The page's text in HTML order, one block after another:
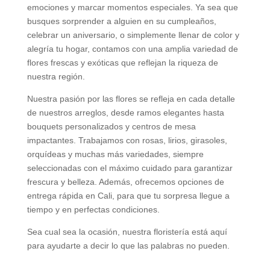
emociones y marcar momentos especiales. Ya sea que
busques sorprender a alguien en su cumpleaños,
celebrar un aniversario, o simplemente llenar de color y
alegría tu hogar, contamos con una amplia variedad de
flores frescas y exóticas que reflejan la riqueza de
nuestra región.
Nuestra pasión por las flores se refleja en cada detalle
de nuestros arreglos, desde ramos elegantes hasta
bouquets personalizados y centros de mesa
impactantes. Trabajamos con rosas, lirios, girasoles,
orquídeas y muchas más variedades, siempre
seleccionadas con el máximo cuidado para garantizar
frescura y belleza. Además, ofrecemos opciones de
entrega rápida en Cali, para que tu sorpresa llegue a
tiempo y en perfectas condiciones.
Sea cual sea la ocasión, nuestra floristería está aquí
para ayudarte a decir lo que las palabras no pueden.